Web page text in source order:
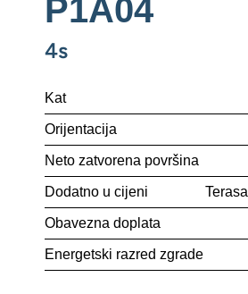
P1A04
4s
Kat
Orijentacija
Neto zatvorena površina
Dodatno u cijeni Terasa
Obavezna doplata
Energetski razred zgrade